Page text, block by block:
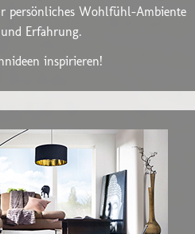
persönliches Wohlfühl-Ambiente
Erfahrung.
inspirieren!